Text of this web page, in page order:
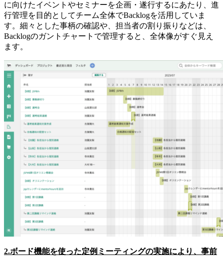
に向けたイベントやセミナーを企画・遂行するにあたり、進
行管理を目的としてチーム全体でBacklogを活用していま
す。細々とした事柄の確認や、担当者の割り振りなどは、
Backlogのガントチャートで管理すると、全体像がすぐ見え
ます。
2.ボード機能を使った定例ミーティングの実施により、事前